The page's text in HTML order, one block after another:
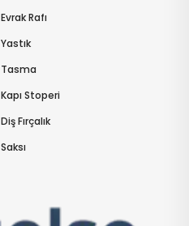
Evrak Rafı
Yastık
Tasma
Kapı Stoperi
Diş Fırçalık
Saksı